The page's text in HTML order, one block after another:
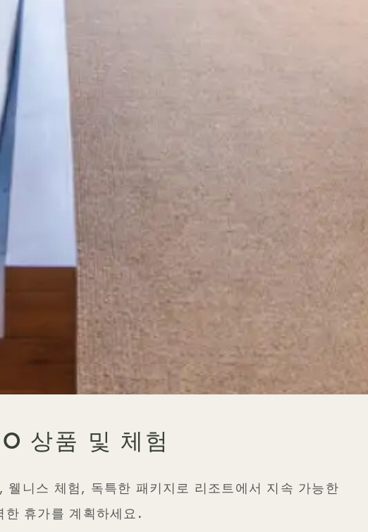
상품 및 체험
니스 체험, 독특한 패키지로 리조트에서 지속 가능한
한 휴가를 계획하세요.